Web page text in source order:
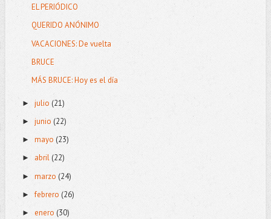
EL PERIÓDICO
QUERIDO ANÓNIMO
VACACIONES: De vuelta
BRUCE
MÁS BRUCE: Hoy es el día
► julio (21)
► junio (22)
► mayo (23)
► abril(22)
► marzo (24)
►febrero (26)
► enero (30)